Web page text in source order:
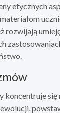
etycznych
rozwijają
koncentruje się